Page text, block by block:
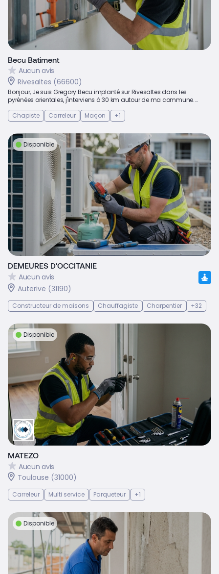
Becu Batiment
Aucun avis
Rivesaltes (66600)
Bonjour, Je suis Gregory Becu implanté sur Rivesaltes dans les
pyrénées orientales, j'interviens à 30 km autour de ma commune....
Chapiste
Carreleur Maçon +1
Disponible
DEMEURES D'OCCITANIE
Aucun avis
Auterive (31190)
Constructeur de maisons Chauffagiste Charpentier +32
Disponible
MATEZO
Aucun avis
Toulouse (31000)
Carreleur Multi service Parqueteur +1
Disponible